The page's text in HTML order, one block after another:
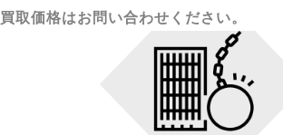
045-444-6333
お問い合わせ
買取価格はお問い合わせください。